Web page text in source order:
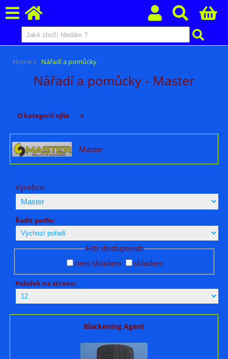
Home Nářadí a pomůcky
Nářadí a pomůcky - Master
O kategorii výše
Master
Výrobce:
Řadit podle:
Filtr dostupnosti
není skladem
skladem
Položek na stranu:
Blackening Agent